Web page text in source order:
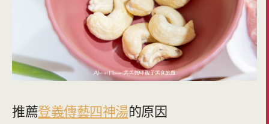
推薦登義傳藝四神湯的原因